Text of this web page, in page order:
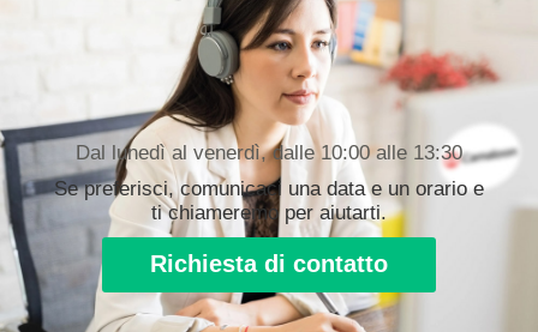
Dal lunedì al venerdì, dalle 10:00 alle 13:30
Se preferisci, comunicaci una data e un orario e
ti chiameremo per aiutarti.
Richiesta di contatto